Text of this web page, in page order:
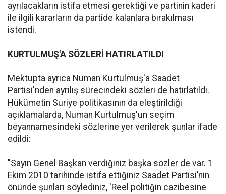
ayrılacakların istifa etmesi gerektiği ve partinin kaderi
ile ilgili kararların da partide kalanlara bırakılması
istendi.
KURTULMUŞ'A SÖZLERİ HATIRLATILDI
Mektupta ayrıca Numan Kurtulmuş'a Saadet
Partisi'nden ayrılış sürecindeki sözleri de hatırlatıldı.
Hükümetin Suriye politikasının da eleştirildiği
açıklamalarda, Numan Kurtulmuş'un seçim
beyannamesindeki sözlerine yer verilerek şunlar ifade
edildi:
"Sayın Genel Başkan verdiğiniz başka sözler de var. 1
Ekim 2010 tarihinde istifa ettiğiniz Saadet Partisi’nin
önünde şunları söylediniz, 'Reel politiğin cazibesine